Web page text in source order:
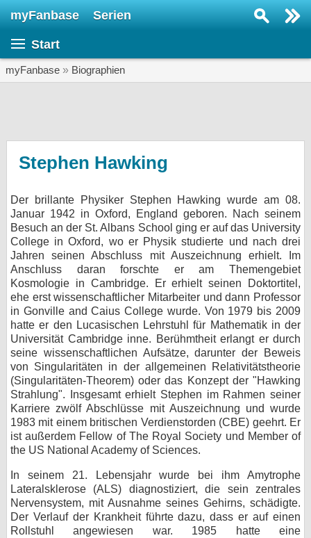
myFanbase Serien
Start
myFanbase » Biographien
Stephen Hawking
Der brillante Physiker Stephen Hawking wurde am 08.
Januar 1942 in Oxford, England geboren. Nach seinem
Besuch an der St. Albans School ging er auf das University
College in Oxford, wo er Physik studierte und nach drei
Jahren seinen Abschluss mit Auszeichnung erhielt. Im
Anschluss daran forschte er am Themengebiet
Kosmologie in Cambridge. Er erhielt seinen Doktortitel,
ehe erst wissenschaftlicher Mitarbeiter und dann Professor
in Gonville and Caius College wurde. Von 1979 bis 2009
hatte er den Lucasischen Lehrstuhl für Mathematik in der
Universität Cambridge inne. Berühmtheit erlangt er durch
seine wissenschaftlichen Aufsätze, darunter der Beweis
von Singularitäten in der allgemeinen Relativitätstheorie
(Singularitäten-Theorem) oder das Konzept der "Hawking
Strahlung". Insgesamt erhielt Stephen im Rahmen seiner
Karriere zwölf Abschlüsse mit Auszeichnung und wurde
1983 mit einem britischen Verdienstorden (CBE) geehrt. Er
ist außerdem Fellow of The Royal Society und Member of
the US National Academy of Sciences.
In seinem 21. Lebensjahr wurde bei ihm Amytrophe
Lateralsklerose (ALS) diagnostiziert, die sein zentrales
Nervensystem, mit Ausnahme seines Gehirns, schädigte.
Der Verlauf der Krankheit führte dazu, dass er auf einen
Rollstuhl angewiesen war. 1985 hatte eine
KULTUR
Specials
SERVICE
Gewinnspiele
Forum
bei X
bei Facebook
Kontakt
Nutzungsbedingungen
Cookie-Einstellungen
Impressum